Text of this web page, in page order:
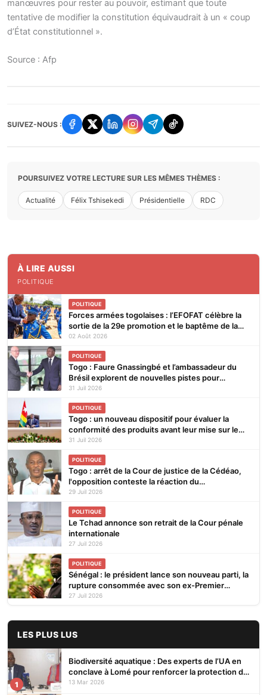
manœuvres pour rester au pouvoir, estimant que toute
tentative de modifier la constitution équivaudrait à un « coup
d’État constitutionnel ».
Source : Afp
SUIVEZ-NOUS :
POURSUIVEZ VOTRE LECTURE SUR LES MÊMES THÈMES :
Actualité Félix Tshisekedi Présidentielle RDC
À LIRE AUSSI
POLITIQUE
POLITIQUE
Forces armées togolaises : l’EFOFAT célèbre la
sortie de la 29e promotion et le baptême de la
30e
02 Août 2026
POLITIQUE
Togo : Faure Gnassingbé et l’ambassadeur du
Brésil explorent de nouvelles pistes pour
renforcer la coopération bilatérale
31 Juil 2026
POLITIQUE
Togo : un nouveau dispositif pour évaluer la
conformité des produits avant leur mise sur le
marché
31 Juil 2026
POLITIQUE
Togo : arrêt de la Cour de justice de la Cédéao,
l'opposition conteste la réaction du
gouvernement
29 Juil 2026
POLITIQUE
Le Tchad annonce son retrait de la Cour pénale
internationale
27 Juil 2026
POLITIQUE
Sénégal : le président lance son nouveau parti, la
rupture consommée avec son ex-Premier
ministre
27 Juil 2026
LES PLUS LUS
1
Biodiversité aquatique : Des experts de l’UA en
conclave à Lomé pour renforcer la protection des
écosystèmes
13 Mar 2026